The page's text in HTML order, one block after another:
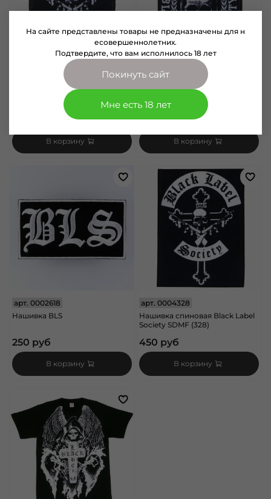
Нашивка Black Label Society
В корзину
арт.0003254
Нашивка Black Label Society
The Almighty (254)
180 руб
В корзину
арт. 0002618
Нашивка BLS
250 руб
В корзину
арт.0004328
Нашивка спиновая Black Label
Society SDMF (328)
450 руб
В корзину
На сайте представлены товары не предназначены для н
есовершеннолетних.
Подтвердите, что вам исполнилось 18 лет
Покинуть сайт
Мне есть 18 лет